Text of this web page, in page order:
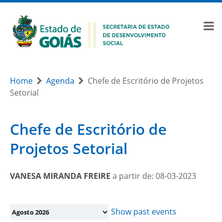
Home Agenda
Chefe de Escritório de Projetos
Setorial
Chefe de Escritório de
Projetos Setorial
VANESA MIRANDA FREIRE a partir de: 08-03-2023
selection
Show past events